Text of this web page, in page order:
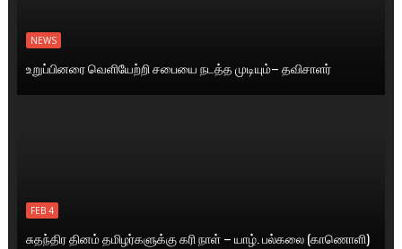
NEWS
உறுப்பினரை வெளியேற்றி சபையை நடத்த முடியும்– தவிசாளர்
FEB 4
சுதந்திர தினம் தமிழர்களுக்கு கரி நாள் – யாழ். பல்கலை (காணொளி)